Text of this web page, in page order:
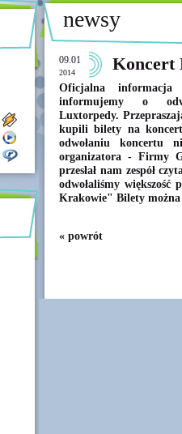
newsy
09.01
2014 Koncert
Oficjalna
informujemy o
Luxtorpedy.
kupili bilety na
odwołaniu koncertu
organizatora - Firmy
przesłał nam zespół
odwołaliśmy
Krakowie" Bilety można
« powrót